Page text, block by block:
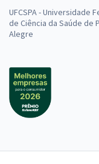
UFCSPA - Universidade
de Ciência da Saúde de
Alegre